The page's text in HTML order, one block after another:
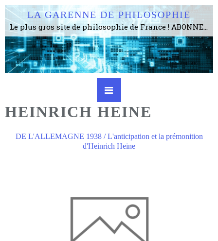
LA GARENNE DE PHILOSOPHIE
Le plus gros site de philosophie de France ! ABONNEZ-VOUS ! 4115 Articles, 1634 abonné·e·s, depuis 2006 . . . . . . . . 2 852 214 pages vues jusqu'à présent. Prestance et être apte à un plus grand nombre de choses.
HEINRICH HEINE
DE L'ALLEMAGNE 1938 / L'anticipation et la prémonition
d'Heinrich Heine